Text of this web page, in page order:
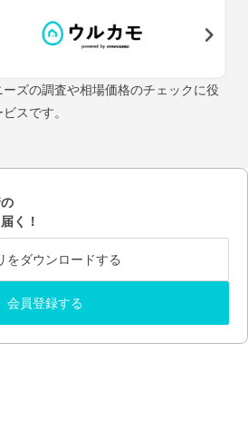
ズの調査や相場価格のチェックに役
スです。
く！
をダウンロードする
会員登録する